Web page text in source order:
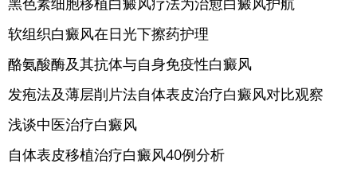
软组织白癜风在日光下擦药护理
酪氨酸酶及其抗体与自身免疫性白癜风
发疱法及薄层削片法自体表皮治疗白癜风对比观察
浅谈中医治疗白癜风
自体表皮移植治疗白癜风40例分析